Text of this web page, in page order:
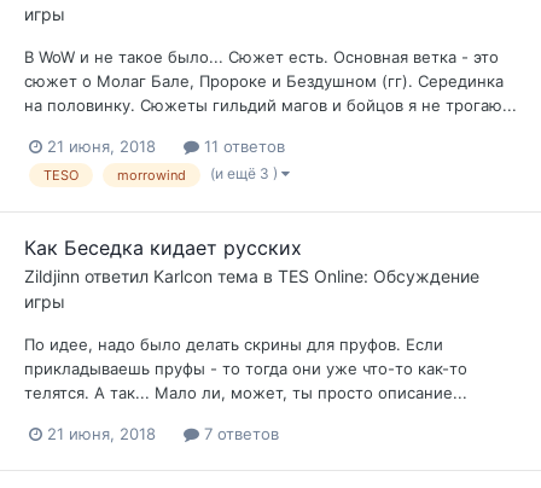
игры
В WoW и не такое было... Сюжет есть. Основная ветка - это
сюжет о Молаг Бале, Пророке и Бездушном (гг). Серединка
на половинку. Сюжеты гильдий магов и бойцов я не трогаю...
21 июня, 2018 11 ответов
TESO morrowind (и ещё 3 )
Как Беседка кидает русских
Zildjinn ответил Karlcon тема в TES Online: Обсуждение
игры
По идее, надо было делать скрины для пруфов. Если
прикладываешь пруфы - то тогда они уже что-то как-то
телятся. А так... Мало ли, может, ты просто описание...
21 июня, 2018 7 ответов